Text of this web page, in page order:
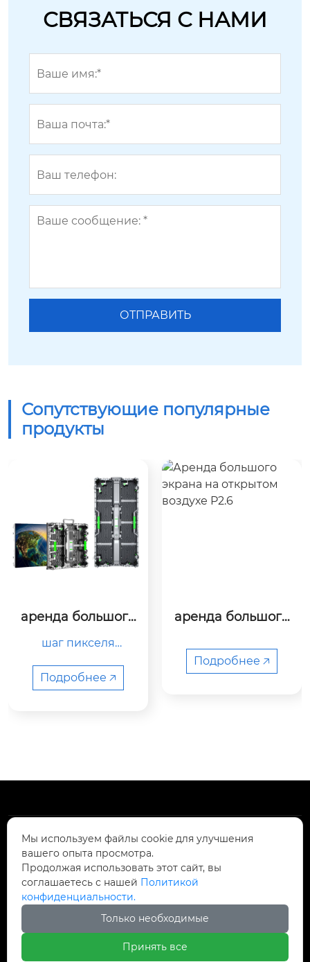
СВЯЗАТЬСЯ С НАМИ
Сопутствующие популярные
продукты
аренда большого
ом воздухе p4.81
шаг пикселя
p2.97
p3.91
раз...
Подробнее 🡥
аренда большого
ом воздухе p2.6
Подробнее 🡥

КОНТАКТЫ
Мы используем файлы cookie для улучшения
вашего опыта просмотра.
Продолжая использовать этот сайт, вы
соглашаетесь с нашей Политикой
конфиденциальности.
Только необходимые
Принять все